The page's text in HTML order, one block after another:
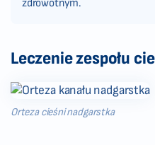
zdrowotnym.
Leczenie zespołu
Orteza cieśni nadgarstka